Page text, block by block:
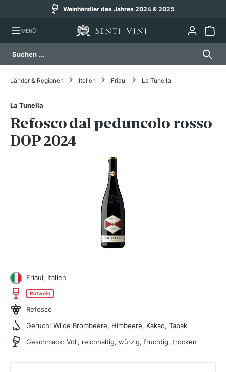
Weinhändler des Jahres 2024 & 2025
MENÜ
Bildergalerie überspringen
Länder & Regionen Italien Friaul La Tunella
La Tunella
Refosco dal peduncolo rosso
DOP 2024
Friaul, Italien
Rotwein
Refosco
Geruch: Wilde Brombeere, Himbeere, Kakao, Tabak
Geschmack: Voll, reichhaltig, würzig, fruchtig, trocken